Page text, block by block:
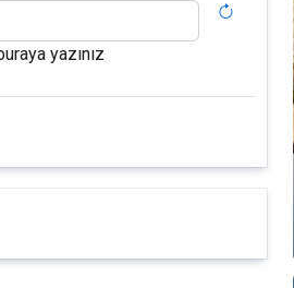
yazınız